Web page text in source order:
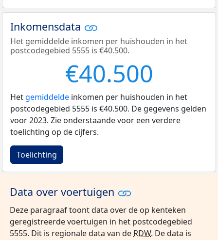
Inkomensdata
Het gemiddelde inkomen per huishouden in het
postcodegebied 5555 is €40.500.
€40.500
Het gemiddelde inkomen per huishouden in het
postcodegebied 5555 is €40.500. De gegevens gelden
voor 2023. Zie onderstaande voor een verdere
toelichting op de cijfers.
Toelichting
Data over voertuigen
Deze paragraaf toont data over de op kenteken
geregistreerde voertuigen in het postcodegebied
5555. Dit is regionale data van de RDW. De data is